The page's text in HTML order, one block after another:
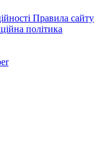
Правила сайту
політика